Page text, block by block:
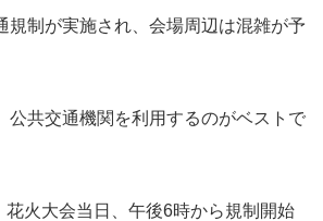
規制が実施され、会場周辺は混雑が予
公共交通機関を利用するのがベストで
花火大会当日、午後6時から規制開始